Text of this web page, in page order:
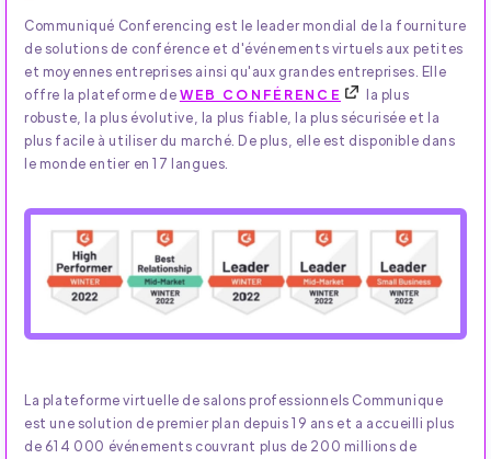
Communiqué Conferencing est le leader mondial de la fourniture
de solutions de conférence et d'événements virtuels aux petites
et moyennes entreprises ainsi qu'aux grandes entreprises. Elle
offre la plateforme deWEB CONFÉRENCE
la plus
robuste, la plus évolutive, la plus fiable, la plus sécurisée et la
plus facile à utiliser du marché. De plus, elle est disponible dans
le monde entier en 17 langues.
La plateforme virtuelle de salons professionnels Communique
est une solution de premier plan depuis 19 ans et a accueilli plus
de 614 000 événements couvrant plus de 200 millions de